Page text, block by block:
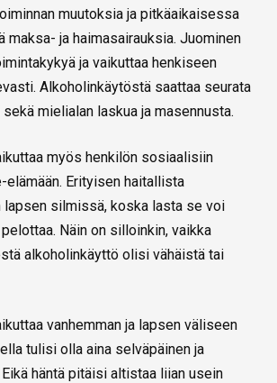
muutoksia ja pitkäaikaisessa
maksa- ja haimasairauksia. Juominen
ja vaikuttaa henkiseen
Alkoholinkäytöstä saattaa seurata
mielialan laskua ja masennusta.
myös henkilön sosiaalisiin
elämään. Erityisen haitallista
lapsen silmissä, koska lasta se voi
Näin on silloinkin, vaikka
alkoholinkäyttö olisi vähäistä tai
vanhemman ja lapsen väliseen
tulisi olla aina selväpäinen ja
häntä pitäisi altistaa liian usein